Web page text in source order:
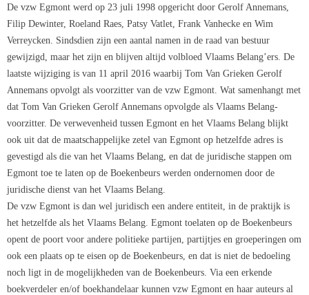
De vzw Egmont werd op 23 juli 1998 opgericht door Gerolf Annemans,
Filip Dewinter, Roeland Raes, Patsy Vatlet, Frank Vanhecke en Wim
Verreycken. Sindsdien zijn een aantal namen in de raad van bestuur
gewijzigd, maar het zijn en blijven altijd volbloed Vlaams Belang’ers. De
laatste wijziging is van 11 april 2016 waarbij Tom Van Grieken Gerolf
Annemans opvolgt als voorzitter van de vzw Egmont. Wat samenhangt met
dat Tom Van Grieken Gerolf Annemans opvolgde als Vlaams Belang-
voorzitter. De verwevenheid tussen Egmont en het Vlaams Belang blijkt
ook uit dat de maatschappelijke zetel van Egmont op hetzelfde adres is
gevestigd als die van het Vlaams Belang, en dat de juridische stappen om
Egmont toe te laten op de Boekenbeurs werden ondernomen door de
juridische dienst van het Vlaams Belang.
De vzw Egmont is dan wel juridisch een andere entiteit, in de praktijk is
het hetzelfde als het Vlaams Belang. Egmont toelaten op de Boekenbeurs
opent de poort voor andere politieke partijen, partijtjes en groeperingen om
ook een plaats op te eisen op de Boekenbeurs, en dat is niet de bedoeling
noch ligt in de mogelijkheden van de Boekenbeurs. Via een erkende
boekverdeler en/of boekhandelaar kunnen vzw Egmont en haar auteurs al